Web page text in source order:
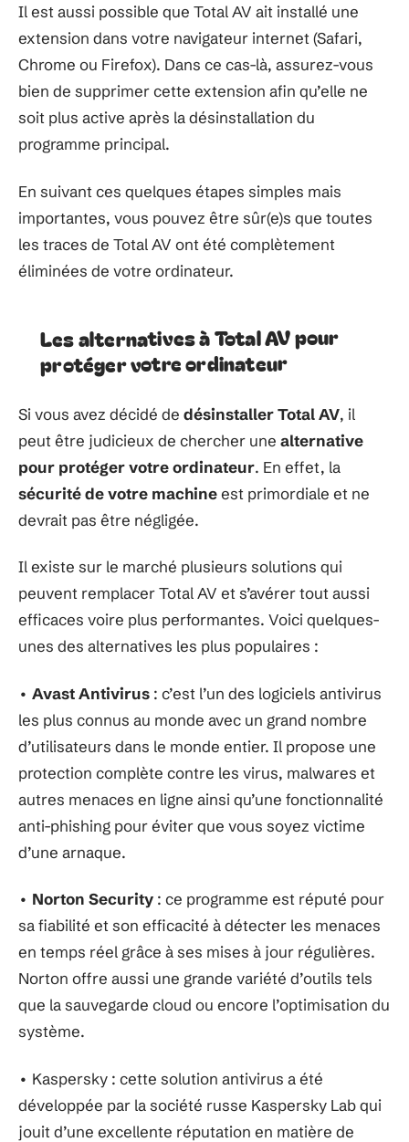
Il est aussi possible que Total AV ait installé une
extension dans votre navigateur internet (Safari,
Chrome ou Firefox). Dans ce cas-là, assurez-vous
bien de supprimer cette extension afin qu’elle ne
soit plus active après la désinstallation du
programme principal.
En suivant ces quelques étapes simples mais
importantes, vous pouvez être sûr(e)s que toutes
les traces de Total AV ont été complètement
éliminées de votre ordinateur.
Les alternatives à Total AV pour
protéger votre ordinateur
Si vous avez décidé de désinstaller Total AV, il
peut être judicieux de chercher une alternative
pour protéger votre ordinateur. En effet, la
sécurité de votre machineest primordiale et ne
devrait pas être négligée.
Il existe sur le marché plusieurs solutions qui
peuvent remplacer Total AV et s’avérer tout aussi
efficaces voire plus performantes. Voici quelques-
unes des alternatives les plus populaires :
• Avast Antivirus : c’est l’un des logiciels antivirus
les plus connus au monde avec un grand nombre
d’utilisateurs dans le monde entier. Il propose une
protection complète contre les virus, malwares et
autres menaces en ligne ainsi qu’une fonctionnalité
anti-phishing pour éviter que vous soyez victime
d’une arnaque.
• Norton Security : ce programme est réputé pour
sa fiabilité et son efficacité à détecter les menaces
en temps réel grâce à ses mises à jour régulières.
Norton offre aussi une grande variété d’outils tels
que la sauvegarde cloud ou encore l’optimisation du
système.
• Kaspersky : cette solution antivirus a été
développée par la société russe Kaspersky Lab qui
jouit d’une excellente réputation en matière de